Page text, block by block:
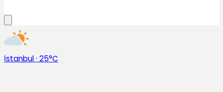
İstanbul· 25°C